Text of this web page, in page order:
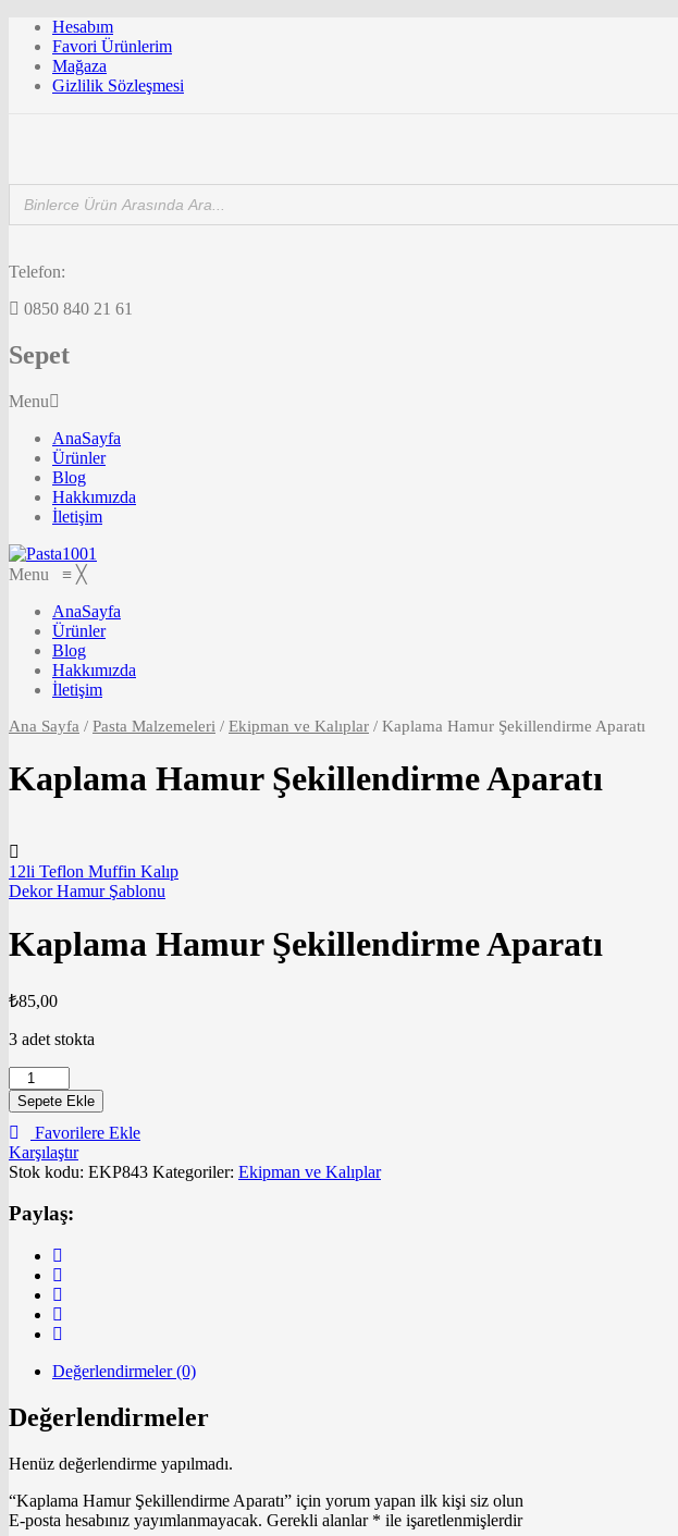
Hesabım
Favori Ürünlerim
Mağaza
Gizlilik Sözleşmesi
Telefon:
0850 840 21 61
Sepet
Menu
AnaSayfa
Ürünler
Blog
Hakkımızda
İletişim
Menu ≡ ╳
AnaSayfa
Ürünler
Blog
Hakkımızda
İletişim
Ana Sayfa / Pasta Malzemeleri / Ekipman ve Kalıplar / Kaplama Hamur Şekillendirme Aparatı
Kaplama Hamur Şekillendirme Aparatı
12li Teflon Muffin Kalıp
Dekor Hamur Şablonu
Kaplama Hamur Şekillendirme Aparatı
₺85,00
3 adet stokta
Kaplama
Hamur
Şekillendirme
Aparatı
adet
Sepete Ekle
Favorilere Ekle
Karşılaştır
Stok kodu: EKP843 Kategoriler: Ekipman ve Kalıplar
Paylaş:
Değerlendirmeler (0)
Değerlendirmeler
Henüz değerlendirme yapılmadı.
“Kaplama Hamur Şekillendirme Aparatı” için yorum yapan ilk kişi siz olun
E-posta hesabınız yayımlanmayacak. Gerekli alanlar * ile işaretlenmişlerdir